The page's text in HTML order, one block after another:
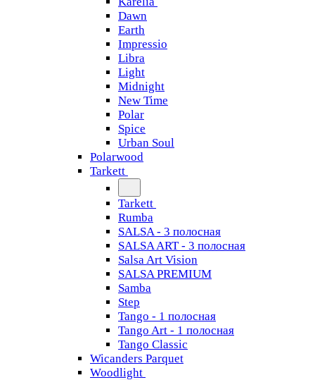
Dawn
Earth
Impressio
Libra
Light
Midnight
New Time
Polar
Spice
Urban Soul
Polarwood
Tarkett
Tarkett
Rumba
SALSA - 3 полосная
SALSA ART - 3 полосная
Salsa Art Vision
SALSA PREMIUM
Samba
Step
Tango - 1 полосная
Tango Art - 1 полосная
Tango Classiс
Wicanders Parquet
Woodlight